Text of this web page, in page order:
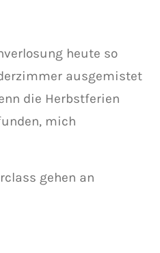
heute so
ausgemistet
die Herbstferien
mich
gehen an